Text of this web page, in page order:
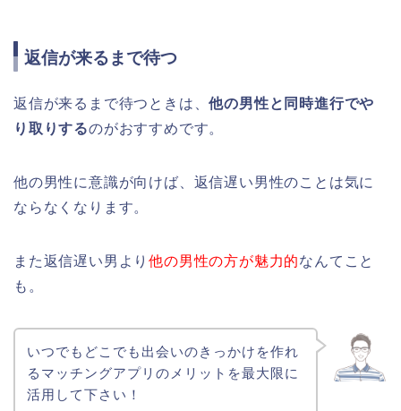
返信が来るまで待つ
返信が来るまで待つときは、他の男性と同時進行でや
り取りするのがおすすめです。
他の男性に意識が向けば、返信遅い男性のことは気に
ならなくなります。
また返信遅い男より他の男性の方が魅力的なんてこと
も。
いつでもどこでも出会いのきっかけを作れ
るマッチングアプリのメリットを最大限に
活用して下さい！